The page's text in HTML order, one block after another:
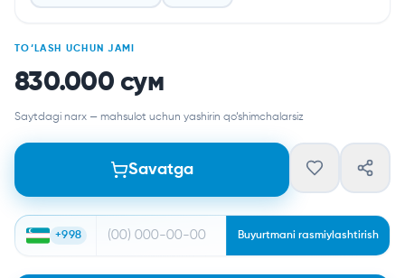
TO‘LASH UCHUN JAMI
830.000 сум
Saytdagi narx — mahsulot uchun yashirin qo‘shimchalarsiz
Savatga
+998 Buyurtmani rasmiylashtirish